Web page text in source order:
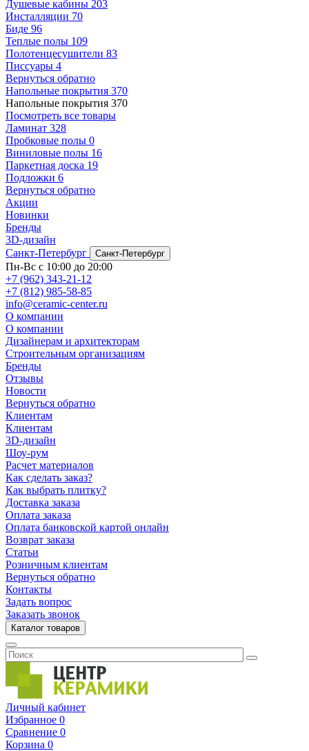
Душевые кабины 203
Инсталляции 70
Биде 96
Теплые полы 109
Полотенцесушители 83
Писсуары 4
Вернуться обратно
Напольные покрытия 370
Напольные покрытия 370
Посмотреть все товары
Ламинат 328
Пробковые полы 0
Виниловые полы 16
Паркетная доска 19
Подложки 6
Вернуться обратно
Акции
Новинки
Бренды
3D-дизайн
Санкт-Петербург
Санкт-Петербург
Пн-Вс с 10:00 до 20:00
+7 (962) 343-21-12
+7 (812) 985-58-85
info@ceramic-center.ru
О компании
О компании
Дизайнерам и архитекторам
Строительным организациям
Бренды
Отзывы
Новости
Вернуться обратно
Клиентам
Клиентам
3D-дизайн
Шоу-рум
Расчет материалов
Как сделать заказ?
Как выбрать плитку?
Доставка заказа
Оплата заказа
Оплата банковской картой онлайн
Возврат заказа
Статьи
Розничным клиентам
Вернуться обратно
Контакты
Задать вопрос
Заказать звонок
Каталог товаров
Личный кабинет
Избранное 0
Сравнение 0
Корзина 0